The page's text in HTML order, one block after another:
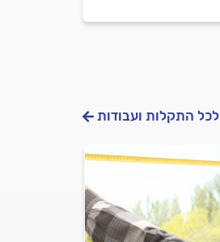
לכל התקלות ועבודות